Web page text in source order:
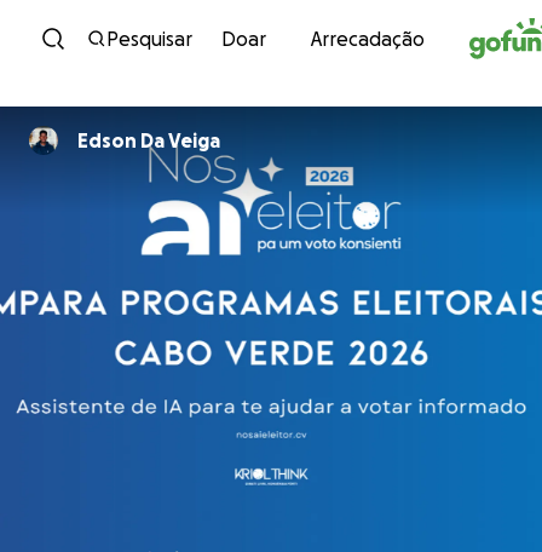
Avançar para conteúdo
Pesquisar Doar Arrecadação
Edson Da Veiga